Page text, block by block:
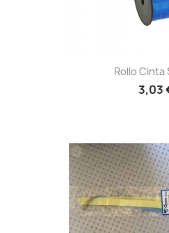
Rollo Cinta
3,03